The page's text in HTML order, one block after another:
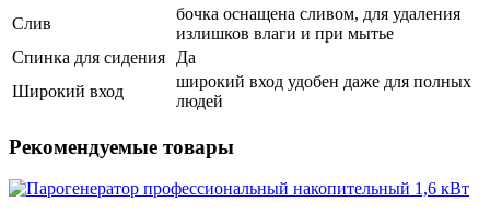
Слив
бочка оснащена сливом, для удаления
излишков влаги и при мытье
Спинка для сидения
Да
Широкий вход
широкий вход удобен даже для полных
людей
Рекомендуемые товары